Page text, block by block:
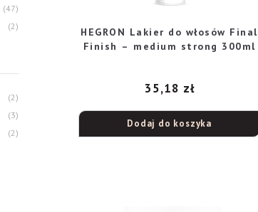
HEGRON Lakier do włosów Final
Finish – medium strong 300ml
35,18 zł
Dodaj do koszyka
47
2
2
3
2